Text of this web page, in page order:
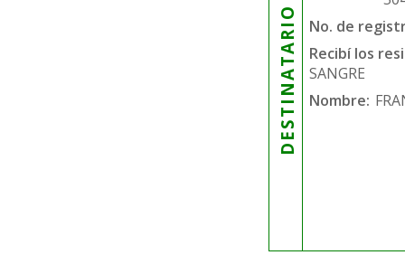
DESTINATARIO
No. de
Recibí los
SANGRE
Nombre: